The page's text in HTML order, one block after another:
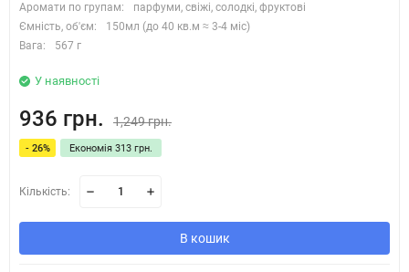
Аромати по групам:
парфуми, свіжі, солодкі, фруктові
Ємність, об'єм:
150мл (до 40 кв.м ≈ 3-4 міс)
Вага:
567 г
У наявності
936 грн. 1,249 грн.
- 26% Економія 313 грн.
Кількість:
В кошик